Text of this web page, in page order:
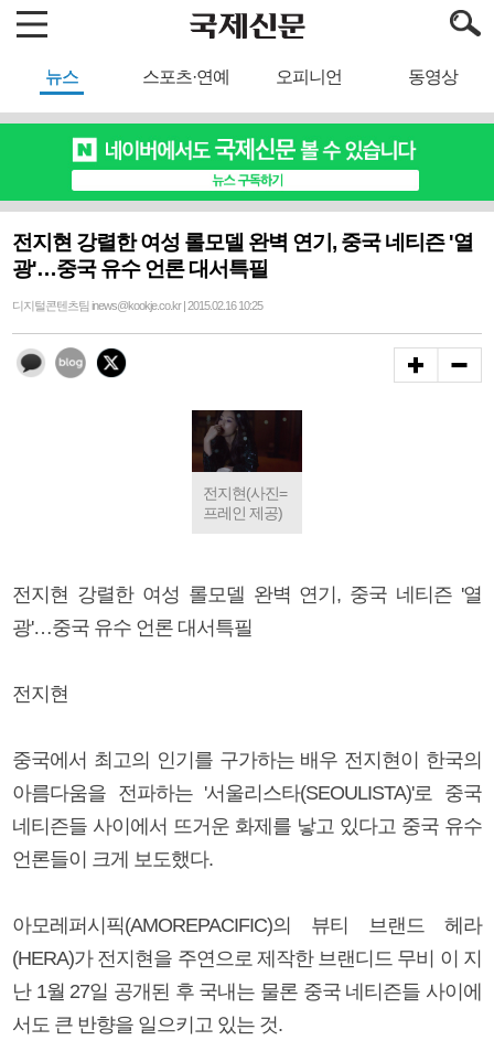
뉴스 스포츠·연예 오피니언 동영상
전지현 강렬한 여성 롤모델 완벽 연기, 중국 네티즌 '열
광'…중국 유수 언론 대서특필
디지털콘텐츠팀 inews@kookje.co.kr | 2015.02.16 10:25
전지현(사진=
프레인 제공)
전지현 강렬한 여성 롤모델 완벽 연기, 중국 네티즌 '열
광'…중국 유수 언론 대서특필
전지현
중국에서 최고의 인기를 구가하는 배우 전지현이 한국의
아름다움을 전파하는 '서울리스타(SEOULISTA)'로 중국
네티즌들 사이에서 뜨거운 화제를 낳고 있다고 중국 유수
언론들이 크게 보도했다.
아모레퍼시픽(AMOREPACIFIC)의 뷰티 브랜드 헤라
(HERA)가 전지현을 주연으로 제작한 브랜디드 무비 이 지
난 1월 27일 공개된 후 국내는 물론 중국 네티즌들 사이에
서도 큰 반향을 일으키고 있는 것.